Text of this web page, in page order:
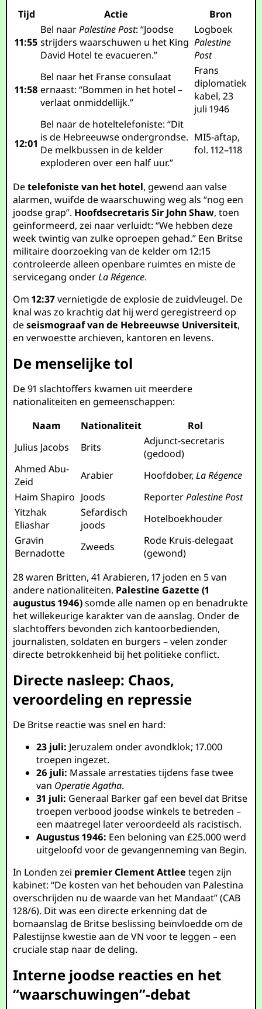
Tijd Actie Bron
11:55
Bel naarPalestine Post: “Joodse
strijders waarschuwen u het King
David Hotel te evacueren.”
Logboek
Palestine
Post
11:58
Bel naar het Franse consulaat
ernaast: “Bommen in het hotel –
verlaat onmiddellijk.”
Frans
diplomatiek
kabel, 23
juli 1946
12:01
Bel naar de hoteltelefoniste: “Dit
is de Hebreeuwse ondergrondse.
De melkbussen in de kelder
exploderen over een half uur.”
MI5-aftap,
fol. 112–118
Detelefoniste van het hotel, gewend aan valse
alarmen, wuifde de waarschuwing weg als “nog een
joodse grap”. Hoofdsecretaris Sir John Shaw, toen
geïnformeerd, zei naar verluidt: “We hebben deze
week twintig van zulke oproepen gehad.” Een Britse
militaire doorzoeking van de kelder om 12:15
controleerde alleen openbare ruimtes en miste de
servicegang onderLa Régence.
Om12:37vernietigde de explosie de zuidvleugel. De
knal was zo krachtig dat hij werd geregistreerd op
deseismograaf van de Hebreeuwse Universiteit,
en verwoestte archieven, kantoren en levens.
De menselijke tol
De 91 slachtoffers kwamen uit meerdere
nationaliteiten en gemeenschappen:
Naam
Nationaliteit
Rol
Julius Jacobs
Brits
Adjunct-secretaris
(gedood)
Ahmed Abu-
Zeid
Arabier Hoofdober,La Régence
Haim Shapiro Joods ReporterPalestine Post
Yitzhak
Eliashar
Sefardisch
joods
Hotelboekhouder
Gravin
Bernadotte
Zweeds
Rode Kruis-delegaat
(gewond)
28 waren Britten, 41 Arabieren, 17 joden en 5 van
andere nationaliteiten. Palestine Gazette (1
augustus 1946)somde alle namen op en benadrukte
het willekeurige karakter van de aanslag. Onder de
slachtoffers bevonden zich kantoorbedienden,
journalisten, soldaten en burgers – velen zonder
directe betrokkenheid bij het politieke conflict.
Directe nasleep: Chaos,
veroordeling en repressie
De Britse reactie was snel en hard:
23 juli: Jeruzalem onder avondklok; 17.000
troepen ingezet.
26 juli: Massale arrestaties tijdens fase twee
van Operatie Agatha.
31 juli: Generaal Barker gaf een bevel dat Britse
troepen verbood joodse winkels te betreden –
een maatregel later veroordeeld als racistisch.
Augustus 1946: Een beloning van £25.000 werd
uitgeloofd voor de gevangenneming van Begin.
In Londen zei premier Clement Attlee tegen zijn
kabinet: “De kosten van het behouden van Palestina
overschrijden nu de waarde van het Mandaat” (CAB
128/6). Dit was een directe erkenning dat de
bomaanslag de Britse beslissing beïnvloedde om de
Palestijnse kwestie aan de VN voor te leggen – een
cruciale stap naar de deling.
Interne joodse reacties en het
“waarschuwingen”-debat